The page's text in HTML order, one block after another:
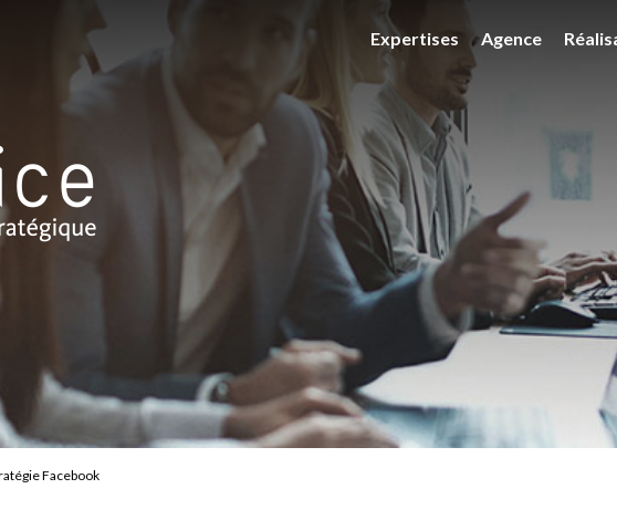
Expertises Agence
Facebook